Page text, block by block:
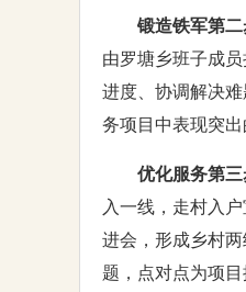
锻造铁军第二
由罗塘乡班子成
进度、协调解决
务项目中表现突
优化服务第三
入一线，走村入
进会，形成乡村
题，点对点为项